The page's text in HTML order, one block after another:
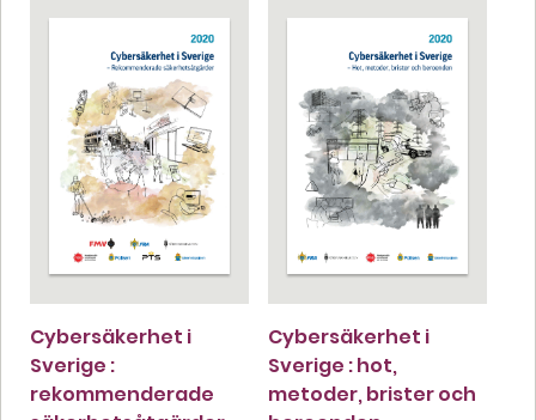
Cybersäkerhet i
Sverige :
rekommenderade
Cybersäkerhet i
Sverige : hot,
metoder, brister och